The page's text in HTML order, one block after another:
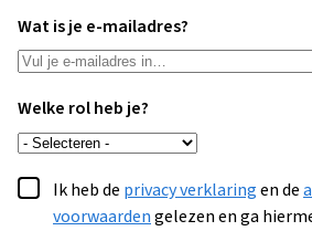
Wat is je e-mailadres?
Welke rol heb je?
Ik heb de privacy verklaringen de
voorwaardengelezen en ga